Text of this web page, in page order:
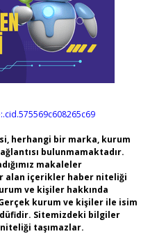
herhangi bir marka, kurum
bulunmamaktadır.
makaleler
alan içerikler haber niteliği
ve kişiler hakkında
kurum ve kişiler ile isim
Sitemizdeki bilgiler
taşımazlar.